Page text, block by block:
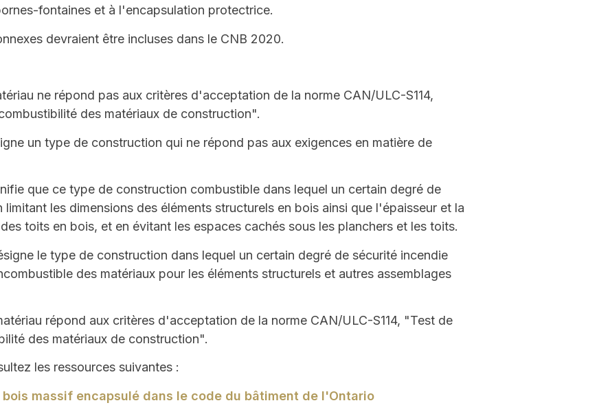
fontaines et à l'encapsulation protectrice.
devraient être incluses dans le CNB 2020.
ne répond pas aux critères d'acceptation de la norme CAN/ULC-S114,
des matériaux de construction".
un type de construction qui ne répond pas aux exigences en matière de
que ce type de construction combustibledans lequel un certain degré de
les dimensions des éléments structurels en bois ainsi que l'épaisseur et la
toits en bois, et en évitant les espaces cachés sous les planchers et les toits.
le type de construction dans lequel un certain degré de sécurité incendie
des matériaux pour les éléments structurels et autres assemblages
répond aux critères d'acceptation de la norme CAN/ULC-S114, "Test de
des matériaux de construction".
les ressources suivantes :
massif encapsulé dans le code du bâtiment de l'Ontario